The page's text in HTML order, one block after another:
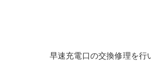
早速充電口の交換修理を行